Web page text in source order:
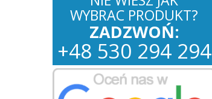
WYBRAC PRODUKT?
ZADZWOŃ:
+48 530 294 294